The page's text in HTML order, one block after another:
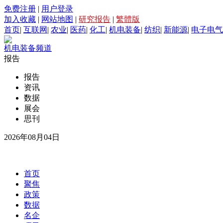
免费注册 | 用户登录
加入收藏 | 网站地图 | 研究报告 | 繁體版
首页| 互联网 | 农业| 医药| 化工| 机电装备| 纺织| 新能源| 电子电气
机电装备频道
报告
报告
资讯
数据
展会
思刊
2026年08月04日
首页
聚焦
政策
数据
名企